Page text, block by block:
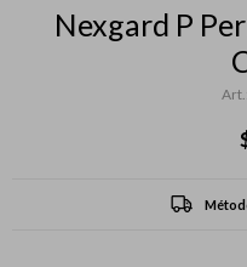
Nexgard P